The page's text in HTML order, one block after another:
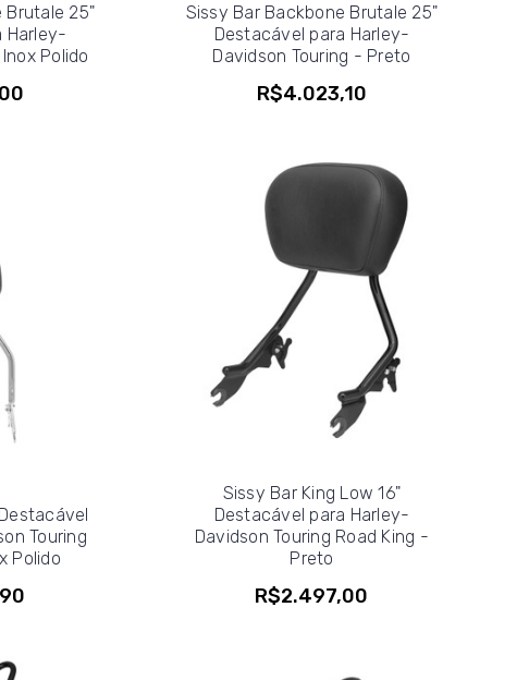
Brutale 25"
Harley-
Polido
Sissy Bar Backbone Brutale 25"
Destacável para Harley-
Davidson Touring - Preto
R$4.023,10
Touring
Polido
Sissy Bar King Low 16"
Destacável para Harley-
Davidson Touring Road King -
Preto
R$2.497,00